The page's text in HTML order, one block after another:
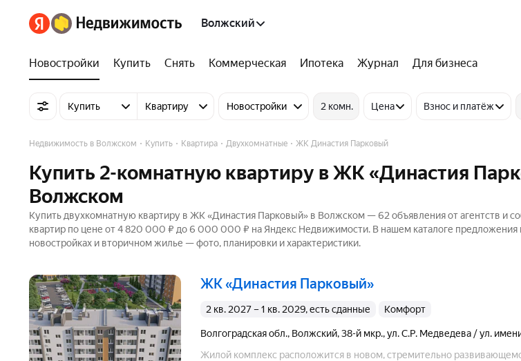
Волжский
Новостройки Купить Снять Коммерческая Ипотека Журнал Для бизнеса
Купить Квартиру Новостройки 2 комн. Цена Взнос и платёж
Недвижимость в Волжском Купить Квартира Двухкомнатные ЖК Династия Парковый
Купить 2-комнатную квартиру в ЖК «Династия
Волжском
Купить двухкомнатную квартиру в ЖК «Династия Парковый» в Волжском — 62 объявления от агентств и
квартир по цене от 4 820 000 ₽ до 6 000 000 ₽ на Яндекс Недвижимости. В нашем каталоге предложения
новостройках и вторичном жилье — фото, планировки и характеристики.
ЖК «Династия Парковый»
2 кв. 2027 – 1 кв. 2029, есть сданные комфорт
Волгоградская обл., Волжский,38-й мкр.,ул. С.Р. Медведева / ул.
Жилой комплекс расположится в новом, стремительно